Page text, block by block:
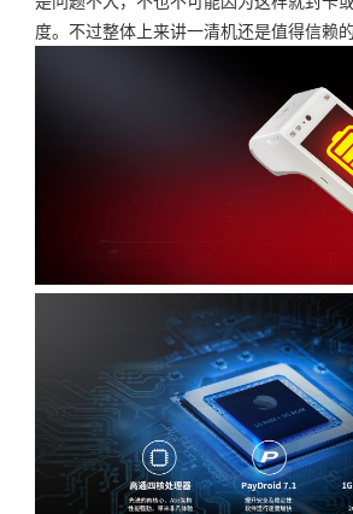
度。不过整体上来讲一清机还是值得信赖的